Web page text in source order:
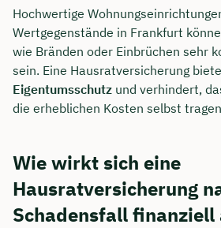
Hochwertige
Wertgegenstände in Frankfurt
wie Bränden oder Einbrüchen sehr
sein. Eine Hausratversicherung
Eigentumsschutz und verhindert,
die erheblichen Kosten selbst
Wie wirkt sich eine
Hausratversicherung
Schadensfall finanziell